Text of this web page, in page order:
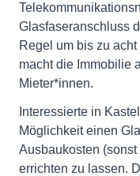
Glasfaseranschluss
Regel um bis zu
macht die Immobilie
Mieter*innen.
Interessierte in
Möglichkeit einen
Ausbaukosten
errichten zu lassen.